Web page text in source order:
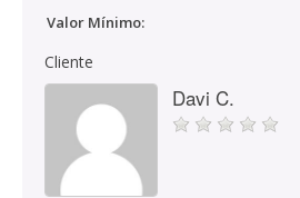
Valor Mínimo:
Cliente
Davi C.